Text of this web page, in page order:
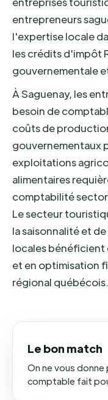
entrepreneurs
l'expertise locale
les crédits d'impôt
gouvernementale
À Saguenay, les
besoin de
coûts de
gouvernementaux
exploitations
alimentaires
comptabilité
Le secteur
la saisonnalité et
locales
et en optimisation
régional québécois.
Le bon match
On ne vous donne
comptable fait